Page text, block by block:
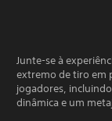
Junte-se à
extremo de tiro em
jogadores,
dinâmica e um